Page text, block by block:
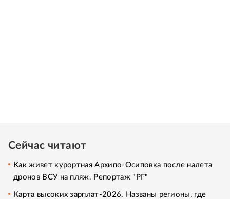
Сейчас читают
Как живет курортная Архипо-Осиповка после налета
дронов ВСУ на пляж. Репортаж "РГ"
Карта высоких зарплат-2026. Названы регионы, где